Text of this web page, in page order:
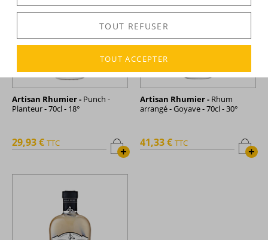
Artisan Rhumier - Punch -
Planteur - 70cl - 18°
+
29,93 € TTC
Artisan Rhumier - Rhum
arrangé - Goyave - 70cl - 30°
+
41,33 € TTC
TOUT REFUSER
TOUT ACCEPTER